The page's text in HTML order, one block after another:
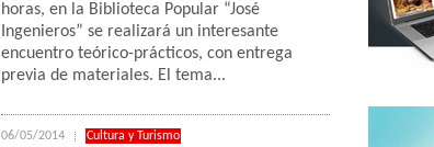
horas, en la Biblioteca Popular “José
Ingenieros” se realizará un interesante
encuentro teórico-prácticos, con entrega
previa de materiales. El tema...
06/05/2014 Cultura y Turismo